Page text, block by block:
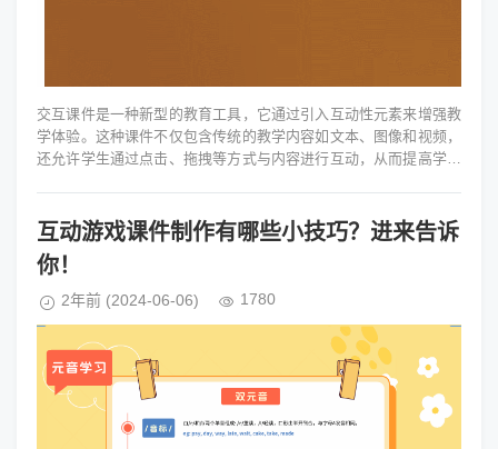
交互课件是一种新型的教育工具，它通过引入互动性元素来增强教
学体验。这种课件不仅包含传统的教学内容如文本、图像和视频，
还允许学生通过点击、拖拽等方式与内容进行互动，从而提高学习
互动游戏课件制作有哪些小技巧？进来告诉
你！
2年前 (2024-06-06) 1780